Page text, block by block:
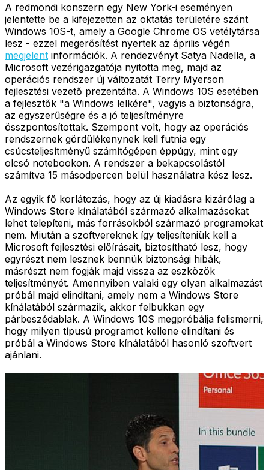
A redmondi konszern egy New York-i eseményen
jelentette be a kifejezetten az oktatás területére szánt
Windows 10S-t, amely a Google Chrome OS vetélytársa
lesz - ezzel megerősítést nyertek az április végén
megjelent információk. A rendezvényt Satya Nadella, a
Microsoft vezérigazgatója nyitotta meg, majd az
operációs rendszer új változatát Terry Myerson
fejlesztési vezető prezentálta. A Windows 10S esetében
a fejlesztők "a Windows lelkére", vagyis a biztonságra,
az egyszerűségre és a jó teljesítményre
összpontosítottak. Szempont volt, hogy az operációs
rendszernek gördülékenynek kell futnia egy
csúcsteljesítményű számítógépen éppúgy, mint egy
olcsó notebookon. A rendszer a bekapcsolástól
számítva 15 másodpercen belül használatra kész lesz.
Az egyik fő korlátozás, hogy az új kiadásra kizárólag a
Windows Store kínálatából származó alkalmazásokat
lehet telepíteni, más forrásokból származó programokat
nem. Miután a szoftvereknek így teljesíteniük kell a
Microsoft fejlesztési előírásait, biztosítható lesz, hogy
egyrészt nem lesznek bennük biztonsági hibák,
másrészt nem fogják majd vissza az eszközök
teljesítményét. Amennyiben valaki egy olyan alkalmazást
próbál majd elindítani, amely nem a Windows Store
kínálatából származik, akkor felbukkan egy
párbeszédablak. A Windows 10S megpróbálja felismerni,
hogy milyen típusú programot kellene elindítani és
próbál a Windows Store kínálatából hasonló szoftvert
ajánlani.